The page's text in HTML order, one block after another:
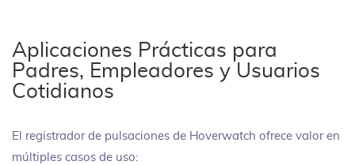
Aplicaciones Prácticas para
Padres, Empleadores y Usuarios
Cotidianos
El registrador de pulsaciones de Hoverwatch ofrece valor en
múltiples casos de uso: